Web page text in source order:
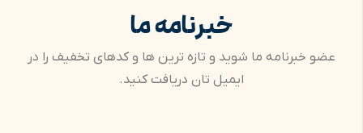
خبرنامه ما
عضو خبرنامه ما شوید و تازه ترین ها و کدهای تخفیف را در
ایمیل تان دریافت کنید.